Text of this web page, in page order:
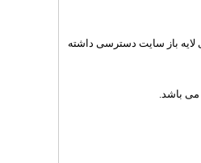
باز سایت دسترسی داشته
می باشد.